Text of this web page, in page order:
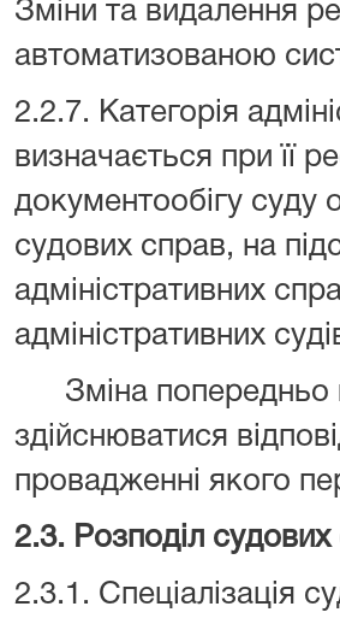
Зміни та видалення
автоматизованою
2.2.7. Категорія
визначається при її
документообігу суду
судових справ, на
адміністративних
адміністративних
Зміна попередньо
здійснюватися
провадженні
2.3. Розподіл
2.3.1. Спеціалізація